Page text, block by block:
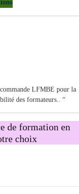
LFMBE pour la
des formateurs.. “
de formation en
choix